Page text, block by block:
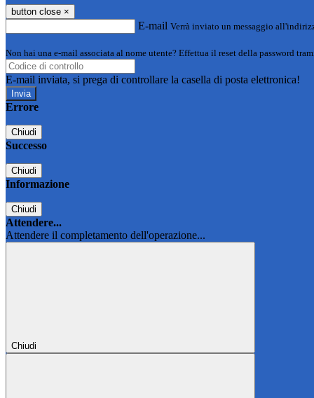
button close ×
E-mail Verrà inviato un messaggio
Non hai una e-mail associata al nome utente? Effettua il reset della password
E-mail inviata, si prega di controllare la casella di posta elettronica!
Errore
Chiudi
Successo
Chiudi
Informazione
Chiudi
Attendere...
Attendere il completamento dell'operazione...
Chiudi